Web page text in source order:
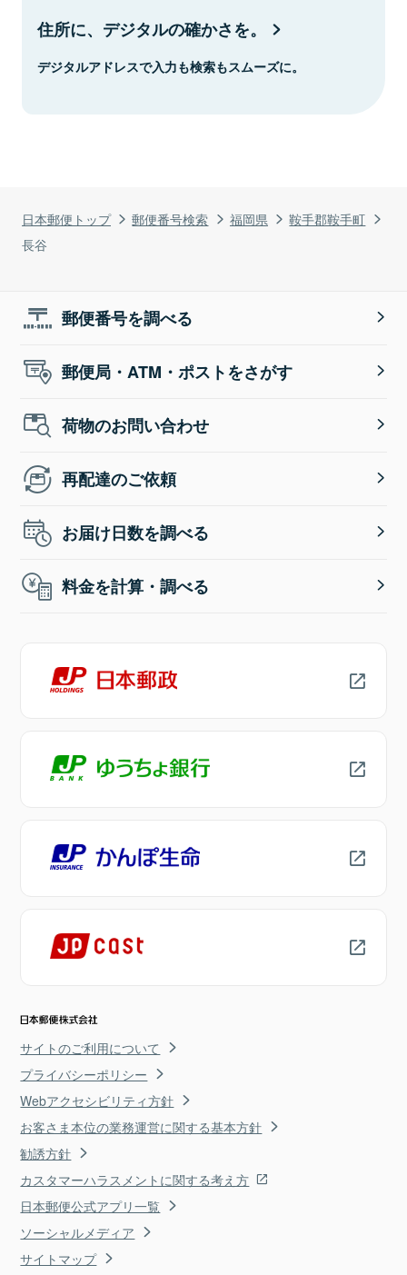
日本郵便トップ 郵便番号検索 福岡県
鞍手郡鞍手町
長谷
住所に、デジタルの確かさを。
デジタルアドレスで入力も検索もスムーズに。
郵便番号を調べる
郵便局・ATM・ポストをさがす
荷物のお問い合わせ
再配達のご依頼
お届け日数を調べる
料金を計算・調べる
サイトのご利用について
プライバシーポリシー
Webアクセシビリティ方針
お客さま本位の業務運営に関する基本方針
勧誘方針
カスタマーハラスメントに関する考え方
日本郵便公式アプリ一覧
ソーシャルメディア
サイトマップ